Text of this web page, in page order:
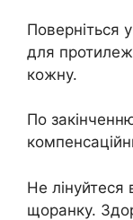
Поверніться
для
кожну.
По
Не лінуйтеся
щоранку.